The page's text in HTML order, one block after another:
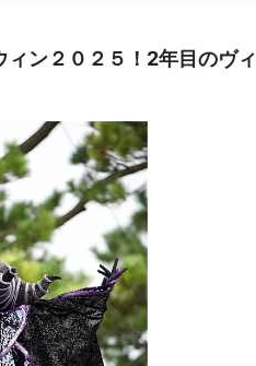
ィン２０２５！2年目のヴィ